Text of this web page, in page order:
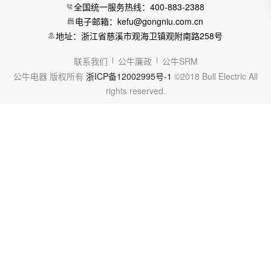
全国统一服务热线：400-883-2388
电子邮箱：kefu@gongniu.com.cn
地址：浙江省慈溪市观海卫镇观附南路258号
联系我们 公牛廉政
公牛SRM
公牛电器 版权所有 浙ICP备12002995号-1 ©2018 Bull Electric All
rights reserved.